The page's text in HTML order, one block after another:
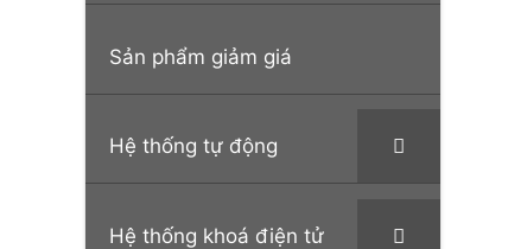
Sản phẩm giảm giá
Hệ thống tự động
Hệ thống khoá điện tử